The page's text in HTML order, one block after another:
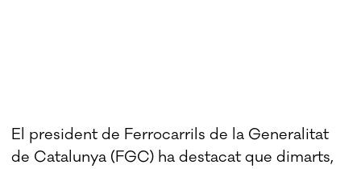
El president de Ferrocarrils de la Generalitat
de Catalunya (FGC) ha destacat que dimarts,